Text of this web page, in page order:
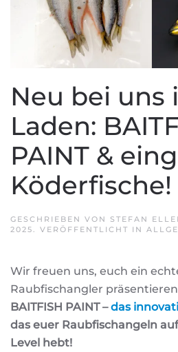
Neu bei uns
Laden:
PAINT &
Köderfische!
GESCHRIEBEN VON STEFAN
2025. VERÖFFENTLICHT IN
Wir freuen uns, euch ein
Raubfischangler
BAITFISH PAINT –das
das euer Raubfischangeln
Level hebt!